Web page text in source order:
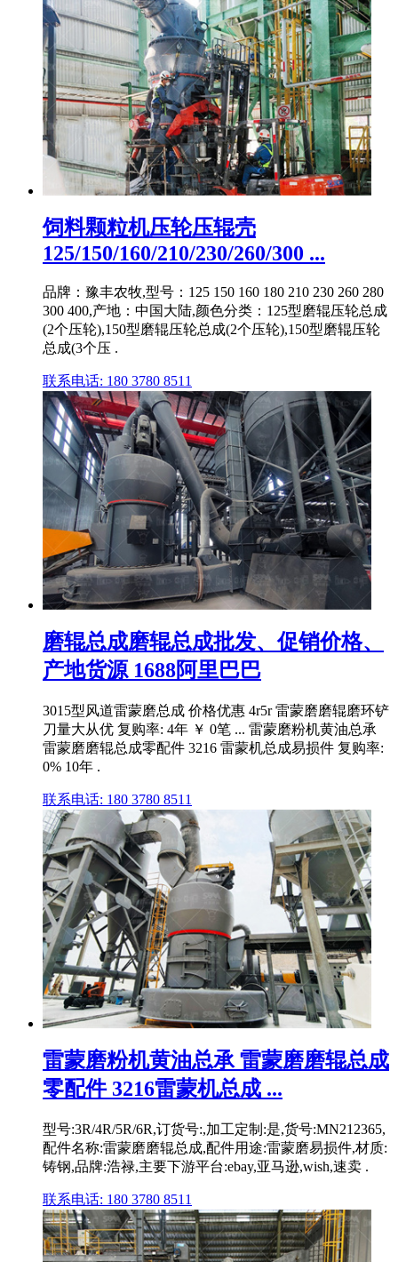
饲料颗粒机压轮压辊壳
125/150/160/210/230/260/300 ...
品牌：豫丰农牧,型号：125 150 160 180 210 230 260 280
300 400,产地：中国大陆,颜色分类：125型磨辊压轮总成
(2个压轮),150型磨辊压轮总成(2个压轮),150型磨辊压轮
总成(3个压 .
联系电话: 180 3780 8511
磨辊总成磨辊总成批发、促销价格、
产地货源 1688阿里巴巴
3015型风道雷蒙磨总成 价格优惠 4r5r 雷蒙磨磨辊磨环铲
刀量大从优 复购率: 4年 ￥ 0笔 ... 雷蒙磨粉机黄油总承
雷蒙磨磨辊总成零配件 3216 雷蒙机总成易损件 复购率:
0% 10年 .
联系电话: 180 3780 8511
雷蒙磨粉机黄油总承 雷蒙磨磨辊总成
零配件 3216雷蒙机总成 ...
型号:3R/4R/5R/6R,订货号:,加工定制:是,货号:MN212365,
配件名称:雷蒙磨磨辊总成,配件用途:雷蒙磨易损件,材质:
铸钢,品牌:浩禄,主要下游平台:ebay,亚马逊,wish,速卖 .
联系电话: 180 3780 8511